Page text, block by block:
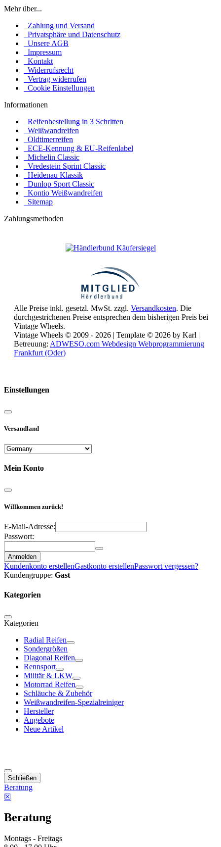
Mehr über...
Zahlung und Versand
Privatsphäre und Datenschutz
Unsere AGB
Impressum
Kontakt
Widerrufsrecht
Vertrag widerrufen
Cookie Einstellungen
Informationen
Reifenbestellung in 3 Schritten
Weißwandreifen
Oldtimerreifen
ECE-Kennung & EU-Reifenlabel
Michelin Classic
Vredestein Sprint Classic
Heidenau Klassik
Dunlop Sport Classic
Kontio Weißwandreifen
Sitemap
Zahlungsmethoden
Alle Preise inkl. gesetzl. MwSt. zzgl. Versandkosten. Die
durchgestrichenen Preise entsprechen dem bisherigen Preis bei
Vintage Wheels.
Vintage Wheels © 2009 - 2026 | Template © 2026 by Karl |
Betreuung: ADWESO.com Webdesign Webprogrammierung
Frankfurt (Oder)
Einstellungen
Versandland
Mein Konto
Willkommen zurück!
E-Mail-Adresse:
Passwort:
Anmelden
Kundenkonto erstellenGastkonto erstellenPasswort vergessen?
Kundengruppe: Gast
Kategorien
Kategorien
Radial Reifen
Sondergrößen
Diagonal Reifen
Rennsport
Militär & LKW
Motorrad Reifen
Schläuche & Zubehör
Weißwandreifen-Spezialreiniger
Hersteller
Angebote
Neue Artikel
Schließen
Beratung
☒
Beratung
Montags - Freitags